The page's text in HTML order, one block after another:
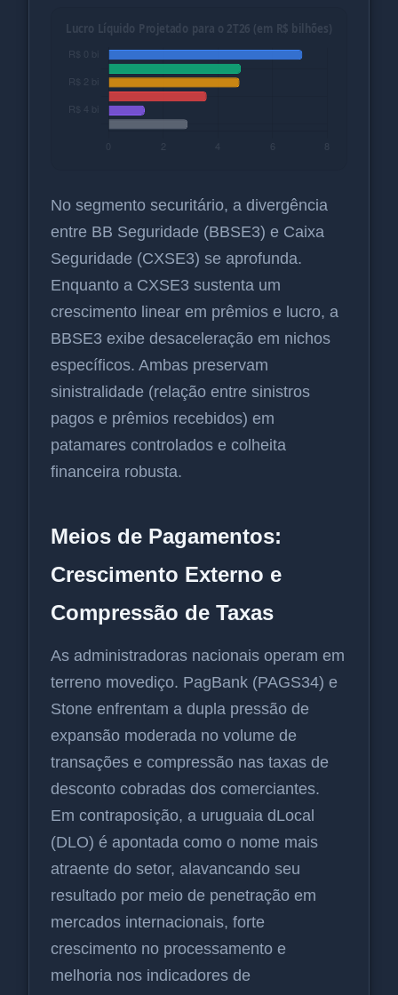
No segmento securitário, a divergência
entre BB Seguridade (BBSE3) e Caixa
Seguridade (CXSE3) se aprofunda.
Enquanto a CXSE3 sustenta um
crescimento linear em prêmios e lucro, a
BBSE3 exibe desaceleração em nichos
específicos. Ambas preservam
sinistralidade (relação entre sinistros
pagos e prêmios recebidos) em
patamares controlados e colheita
financeira robusta.
Meios de Pagamentos:
Crescimento Externo e
Compressão de Taxas
As administradoras nacionais operam em
terreno movediço. PagBank (PAGS34) e
Stone enfrentam a dupla pressão de
expansão moderada no volume de
transações e compressão nas taxas de
desconto cobradas dos comerciantes.
Em contraposição, a uruguaia dLocal
(DLO) é apontada como o nome mais
atraente do setor, alavancando seu
resultado por meio de penetração em
mercados internacionais, forte
crescimento no processamento e
melhoria nos indicadores de